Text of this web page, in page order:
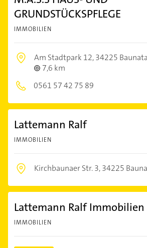
GRUNDSTÜCKSPFLEGE
IMMOBILIEN
Am Stadtpark 12,34225
7,6 km
0561 57 42 75 89
Lattemann Ralf
IMMOBILIEN
Kirchbaunaer Str. 3,34225
Lattemann Ralf Immobilien
IMMOBILIEN